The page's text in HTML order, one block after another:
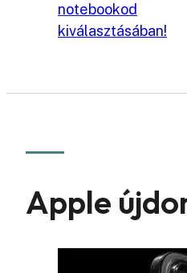
notebookod
kiválasztásában!
Apple